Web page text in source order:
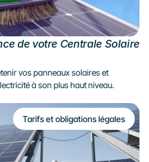
de votre Centrale Solaire
vos panneaux solaires et
à son plus haut niveau.
Tarifs et obligations légales